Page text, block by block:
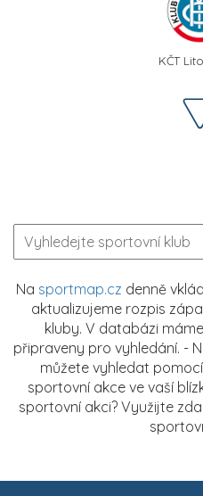
KČT
Na sportmap.cz denně
aktualizujeme rozpis
kluby. V databázi
připraveny pro vyhledání. -
můžete vyhledat
sportovní akce ve vaší
sportovní akci? Využijte